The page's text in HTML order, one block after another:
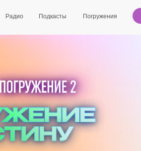
Погружения
Подкасты
Радио